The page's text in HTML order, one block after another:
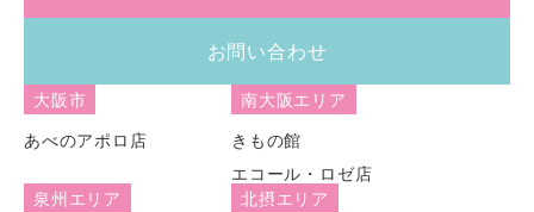
お問い合わせ
大阪市
あべのアポロ店
南大阪エリア
きもの館
エコール・ロゼ店
泉州エリア
北摂エリア